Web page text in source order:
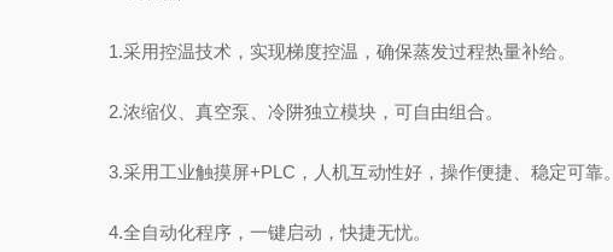
1.采用控温技术，实现梯度控温，确保蒸发过程热量补给。
2.浓缩仪、真空泵、冷阱独立模块，可自由组合。
3.采用工业触摸屏+PLC，人机互动性好，操作便捷、稳定可靠。
4.全自动化程序，一键启动，快捷无忧。